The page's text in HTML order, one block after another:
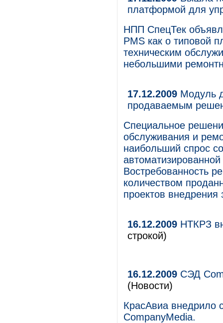
платформой для
НПП СпецТек
PMS как о типовой
техническим
небольшими
17.12.2009 Модуль
продаваемым
Специальное
обслуживания и
наибольший спрос
Востребованность
количеством
проектов внедрения
16.12.2009 НТКРЗ
строкой)
16.12.2009 СЭД
(Новости)
КрасАвиа внедрило
CompanyMedia.